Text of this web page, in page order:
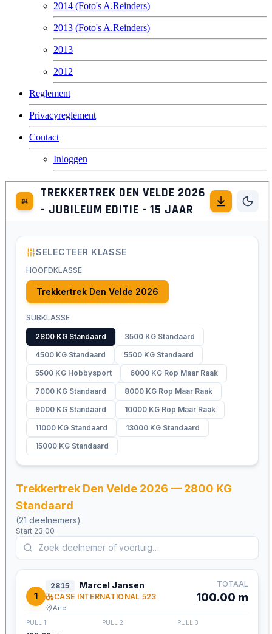
2014 (Foto's A.Reinders)
2013 (Foto's A.Reinders)
2013
2012
Reglement
Privacyreglement
Contact
Inloggen